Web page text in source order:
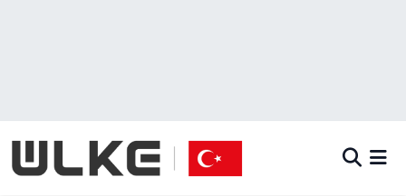
Gündem
Gündem
İstanbul Namaz Vakitleri